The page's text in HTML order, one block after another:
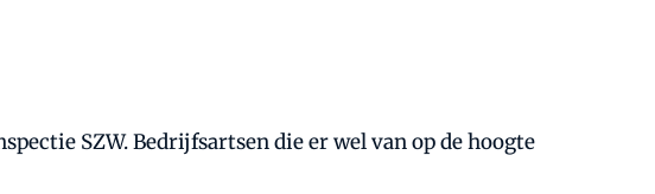
SZW. Bedrijfsartsen die er wel van op de hoogte